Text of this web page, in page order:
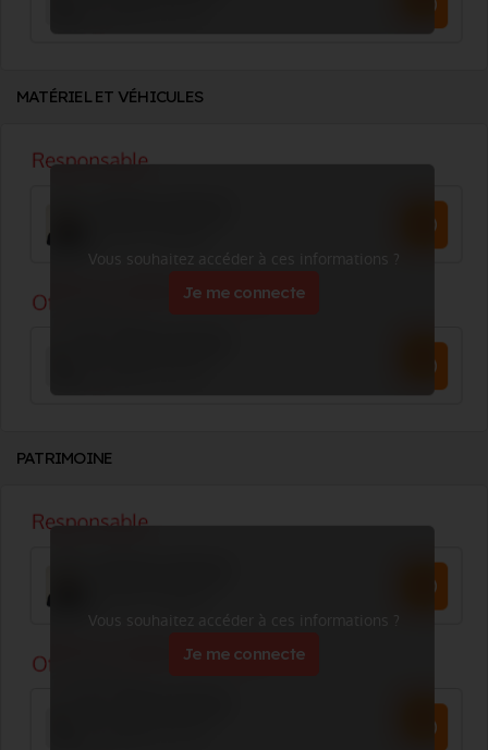
MATÉRIEL ET VÉHICULES
Vous souhaitez accéder à ces informations ?
Je me connecte
PATRIMOINE
Vous souhaitez accéder à ces informations ?
Je me connecte